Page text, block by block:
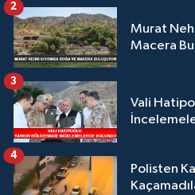
Murat
Macera
2
Vali
3
Polisten
4